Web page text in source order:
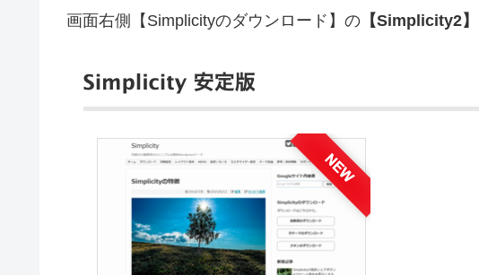
画面右側【Simplicityのダウンロード】の 【Simplicity2】